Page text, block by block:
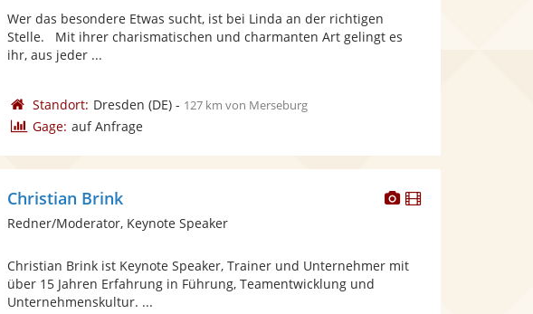
Sternen
Wer das besondere Etwas sucht, ist bei Linda an der richtigen
Stelle. Mit ihrer charismatischen und charmanten Art gelingt es
ihr, aus jeder ...
Standort: Dresden (DE)- 127 km von Merseburg
Gage: auf Anfrage
Dieser
Fotos
bereit.
Dieser
Christian Brink
Redner/Moderator, Keynote Speaker
Christian Brink ist Keynote Speaker, Trainer und Unternehmer mit
über 15 Jahren Erfahrung in Führung, Teamentwicklung und
Unternehmenskultur. ...